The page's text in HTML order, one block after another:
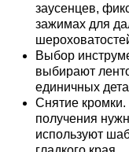
заусенцев,
зажимах для
Выбор
выбирают
единичных
Снятие
получения
используют